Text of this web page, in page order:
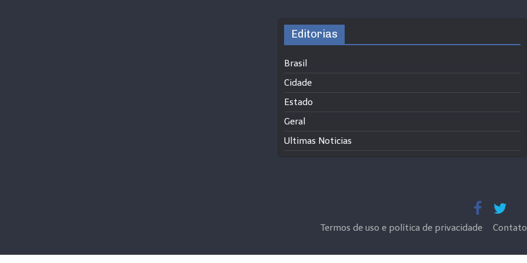
Editorias
Brasil
Cidade
Estado
Geral
Ultimas Noticias
Termos de uso e política de privacidade Contato